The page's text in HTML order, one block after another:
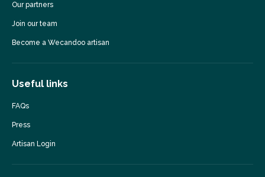
Our partners
Join our team
Become a Wecandoo artisan
Useful links
FAQs
Press
Artisan Login